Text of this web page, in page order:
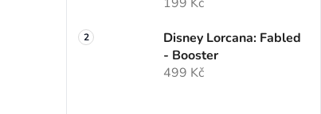
Disney Lorcana: Fabled
- Booster
499 Kč